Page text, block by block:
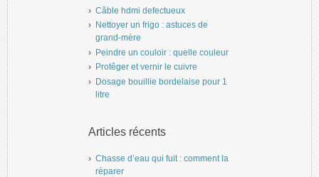
Câble hdmi defectueux
Nettoyer un frigo : astuces de
grand-mère
Peindre un couloir : quelle couleur
Protêger et vernir le cuivre
Dosage bouillie bordelaise pour 1
litre
Articles récents
Chasse d’eau qui fuit : comment la
réparer